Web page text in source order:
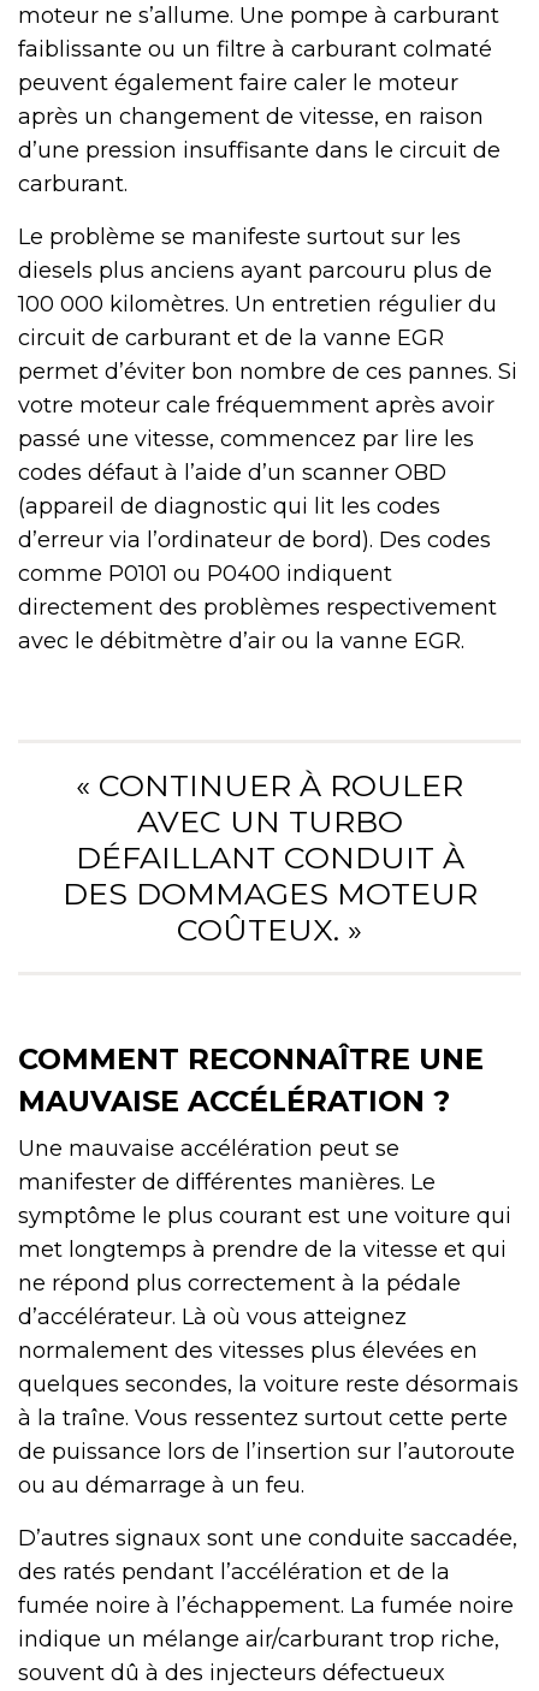
moteur ne s’allume. Une pompe à carburant
faiblissante ou un filtre à carburant colmaté
peuvent également faire caler le moteur
après un changement de vitesse, en raison
d’une pression insuffisante dans le circuit de
carburant.
Le problème se manifeste surtout sur les
diesels plus anciens ayant parcouru plus de
100 000 kilomètres. Un entretien régulier du
circuit de carburant et de la vanne EGR
permet d’éviter bon nombre de ces pannes. Si
votre moteur cale fréquemment après avoir
passé une vitesse, commencez par lire les
codes défaut à l’aide d’un scanner OBD
(appareil de diagnostic qui lit les codes
d’erreur via l’ordinateur de bord). Des codes
comme P0101 ou P0400 indiquent
directement des problèmes respectivement
avec le débitmètre d’air ou la vanne EGR.
« CONTINUER À ROULER
AVEC UN TURBO
DÉFAILLANT CONDUIT À
DES DOMMAGES MOTEUR
COÛTEUX. »
COMMENT RECONNAÎTRE UNE
MAUVAISE ACCÉLÉRATION ?
Une mauvaise accélération peut se
manifester de différentes manières. Le
symptôme le plus courant est une voiture qui
met longtemps à prendre de la vitesse et qui
ne répond plus correctement à la pédale
d’accélérateur. Là où vous atteignez
normalement des vitesses plus élevées en
quelques secondes, la voiture reste désormais
à la traîne. Vous ressentez surtout cette perte
de puissance lors de l’insertion sur l’autoroute
ou au démarrage à un feu.
D’autres signaux sont une conduite saccadée,
des ratés pendant l’accélération et de la
fumée noire à l’échappement. La fumée noire
indique un mélange air/carburant trop riche,
souvent dû à des injecteurs défectueux